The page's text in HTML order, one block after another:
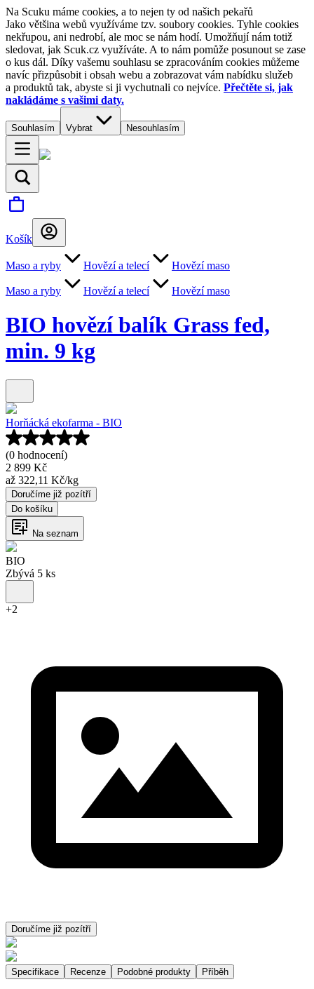
Na Scuku máme cookies, a to nejen ty od našich pekařů
Jako většina webů využíváme tzv. soubory cookies. Tyhle cookies
nekřupou, ani nedrobí, ale moc se nám hodí. Umožňují nám totiž
sledovat, jak Scuk.cz využíváte. A to nám pomůže posunout se zase
o kus dál. Díky vašemu souhlasu se zpracováním cookies můžeme
navíc přizpůsobit i obsah webu a zobrazovat vám nabídku služeb
a produktů tak, abyste si ji vychutnali co nejvíce. Přečtěte si, jak
nakládáme s vašimi daty.
Souhlasím Vybrat Nesouhlasím
Košík
Maso a ryby Hovězí a telecí Hovězí maso
Maso a ryby Hovězí a telecí Hovězí maso
BIO hovězí balík Grass fed,
min. 9 kg
Horňácká ekofarma - BIO
(0 hodnocení)
2 899 Kč
až 322,11 Kč/kg
Doručíme již pozítří
Do košíku
Na seznam
BIO
Zbývá 5 ks
+2
Doručíme již pozítří
Specifikace Recenze Podobné produkty Příběh